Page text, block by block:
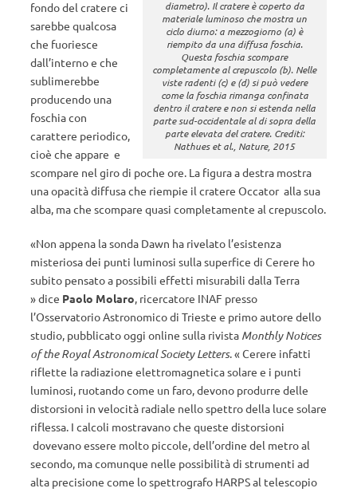
diametro). Il cratere è coperto da
materiale luminoso che mostra un
ciclo diurno: a mezzogiorno (a) è
riempito da una diffusa foschia.
Questa foschia scompare
completamente al crepuscolo (b). Nelle
viste radenti (c) e (d) si può vedere
come la foschia rimanga confinata
dentro il cratere e non si estenda nella
parte sud-occidentale al di sopra della
parte elevata del cratere. Crediti:
Nathues et al., Nature, 2015
fondo del cratere ci
sarebbe qualcosa
che fuoriesce
dall’interno e che
sublimerebbe
producendo una
foschia con
carattere periodico,
cioè che appare e
scompare nel giro di poche ore. La figura a destra mostra
una opacità diffusa che riempie il cratere Occator alla sua
alba, ma che scompare quasi completamente al crepuscolo.
«Non appena la sonda Dawn ha rivelato l’esistenza
misteriosa dei punti luminosi sulla superfice di Cerere ho
subito pensato a possibili effetti misurabili dalla Terra
» dice Paolo Molaro, ricercatore INAF presso
l’Osservatorio Astronomico di Trieste e primo autore dello
studio, pubblicato oggi online sulla rivista Monthly Notices
of the Royal Astronomical Society Letters. « Cerere infatti
riflette la radiazione elettromagnetica solare e i punti
luminosi, ruotando come un faro, devono produrre delle
distorsioni in velocità radiale nello spettro della luce solare
riflessa. I calcoli mostravano che queste distorsioni
dovevano essere molto piccole, dell’ordine del metro al
secondo, ma comunque nelle possibilità di strumenti ad
alta precisione come lo spettrografo HARPS al telescopio